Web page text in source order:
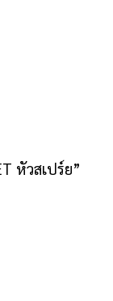
หัวสเปร์ย”